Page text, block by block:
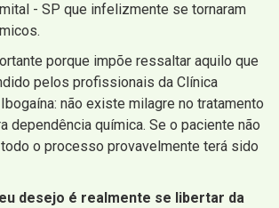
- SP que infelizmente se tornaram
porque impõe ressaltar aquilo que
pelos profissionais da Clínica
não existe milagre no tratamento
dependência química. Se o paciente não
o processo provavelmente terá sido
desejo é realmente se libertar da